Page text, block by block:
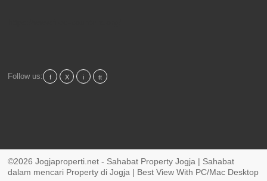
Follow us: f X i tt
©2026 Jogjaproperti.net - Sahabat Property Jogja | Sahabat
dalam mencari Property di Jogja | Best View With PC/Mac Desktop